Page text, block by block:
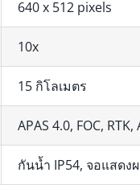
640 x 512 pixels
10x
15 กิโลเมตร
APAS 4.0, FOC, RTK,
กันน้ำ IP54, จอแสดง